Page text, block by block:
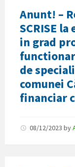
Anunt! –
SCRISE
in grad
de
comunei
financiar
08/12/2023 by